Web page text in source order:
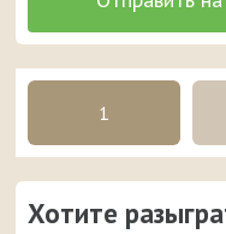
1
Хотите